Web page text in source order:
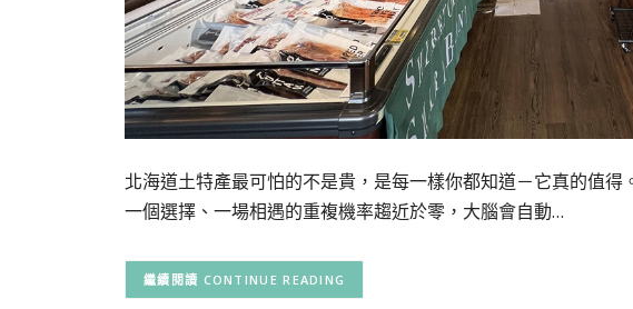
北海道土特產最可怕的不是貴，是每一樣你都知道－它真的值
一個選擇、一場相遇的重複機率趨近於零，大腦會自動…
CONTINUE READING